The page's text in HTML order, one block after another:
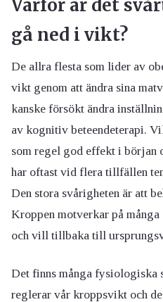
Varför är det
gå ned i vikt?
De allra flesta som lider av
vikt genom att ändra sina
kanske försökt ändra
av kognitiv beteendeterapi.
som regel god effekt i början
har oftast vid flera tillfällen
Den stora svårigheten är att
Kroppen motverkar på
och vill tillbaka till
Det finns många fysiologiska
reglerar vår kroppsvikt och